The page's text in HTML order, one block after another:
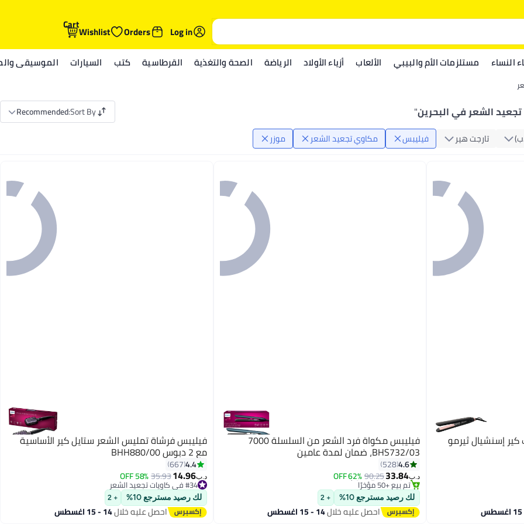
Log in
Orders
Wishlist
Cart
النساء مستلزمات الأم والبيبي الألعاب أزياء الأولاد الرياضة الصحة والتغذية القرطاسية كتب السيارات الموسيقى
الشعر في البحرين"
Sort By
:
Recommended
تارجت هير فيليبس مكاوي تجعيد الشعر موزر
إسنشيال ثيرمو فيليبس مكواة فرد الشعر من السلسلة 7000
BHS732/03، ضمان لمدة عامين
4.6
528
د.ب‏33.84
90.25
62% OFF
#27 في كاويات تجعيد الشعر
أقل سعر في 7 يوم
تم بيع +50 مؤخرًا
#27 في كاويات تجعيد الشعر
لك رصيد مسترجع 10% + 2
احصل عليه خلال14 - 15 اغسطس
فيليبس فرشاة تمليس الشعر ستايل كير الأساسية
مع 2 دبوس BHH880/00
4.4
667
د.ب‏14.96
35.93
58% OFF #34 في كاويات تجعيد الشعر
تم بيع +20 مؤخرًا
#34 في كاويات تجعيد الشعر
لك رصيد مسترجع 10% + 2
احصل عليه خلال14 - 15 اغسطس